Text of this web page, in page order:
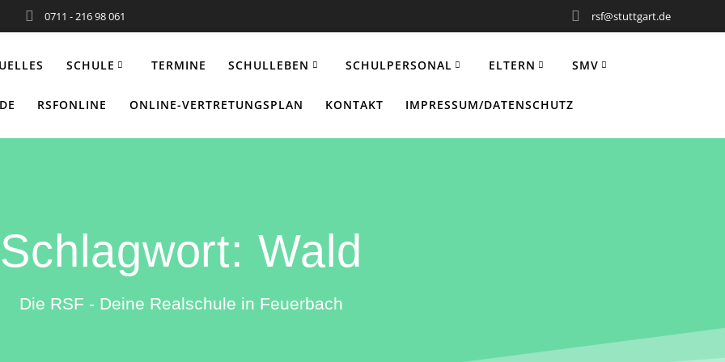
0711 - 216 98 061 rsf@stuttgart.de
SCHULE TERMINE SCHULLEBEN SCHULPERSONAL ELTERN SMV
RSFONLINE ONLINE-VERTRETUNGSPLAN KONTAKT IMPRESSUM/DATENSCHUTZ
Schlagwort:Wald
Die RSF - Deine Realschule in Feuerbach